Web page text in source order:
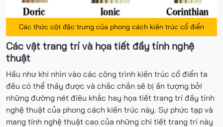
Các thức cột đặc trưng của phong cách kiến trúc cổ điển
Các vật trang trí và họa tiết đầy tính nghệ
thuật
Hầu như khi nhìn vào các công trình kiến trúc cổ điển ta
đều có thể thấy được và chắc chắn sẽ bị ấn tượng bởi
những đường nét điêu khắc hay họa tiết trang trí đầy tính
nghệ thuật của phong cách kiến trúc này. Sự phức tạp và
mang tính nghệ thuật cao của những chi tiết trang trí này